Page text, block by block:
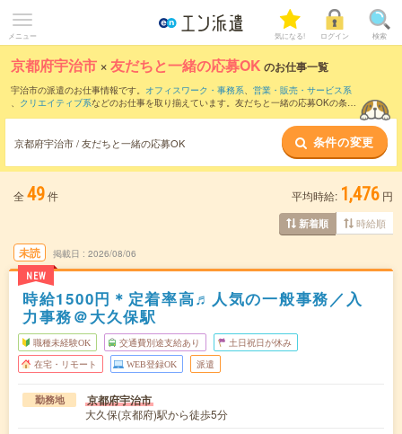
メニュー 気になる! ログイン 検索
京都府宇治市 ×友だちと一緒の応募OK のお仕事一覧
宇治市の派遣のお仕事情報です。 オフィスワーク・事務系、 営業・販売・サービス系
、 クリエイティブ系などのお仕事を取り揃えています。友だちと一緒の応募OKの条件
京都府宇治市 / 友だちと一緒の応募OK 条件の変更
全 49件 平均時給: 1,476 円
新着順 時給順
未読
NEW
掲載日 2026/08/06
時給1500円＊定着率高♬人気の一般事務／入
力事務＠大久保駅
職種未経験OK 交通費別途支給あり 土日祝日が休み
在宅・リモート WEB登録OK 派遣
勤務地 京都府宇治市
大久保(京都府)駅から徒歩5分